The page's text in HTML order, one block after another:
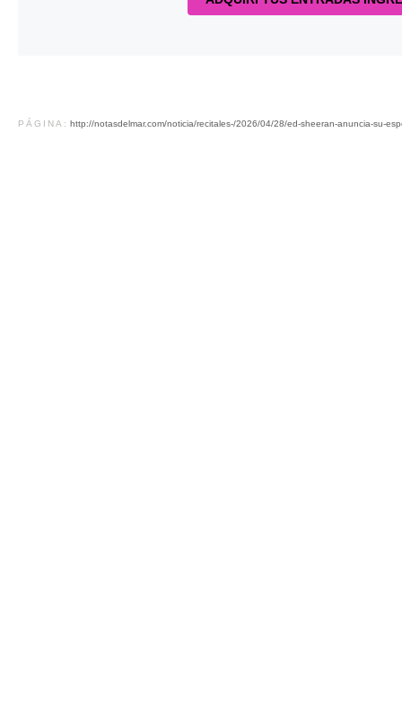
PÁGINA: http://notasdelmar.com/noticia/recitales-/2026/04/28/ed-sheeran-anuncia-su-